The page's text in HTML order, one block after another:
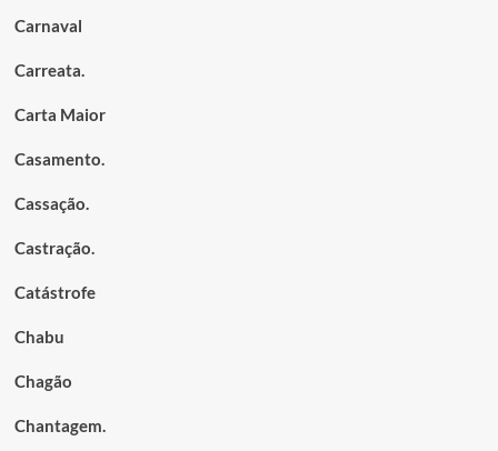
Carnaval
Carreata.
Carta Maior
Casamento.
Cassação.
Castração.
Catástrofe
Chabu
Chagão
Chantagem.